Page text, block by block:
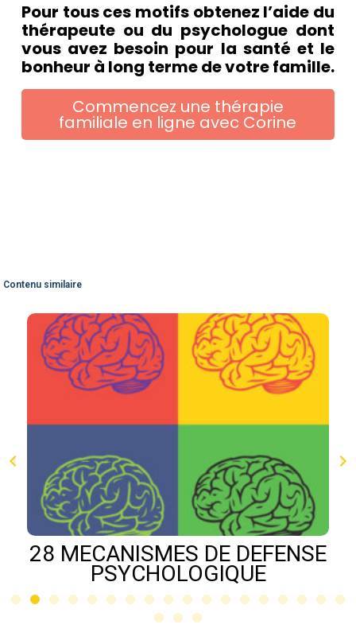
Pour tous ces motifs obtenez l’aide du
thérapeute ou du psychologue dont
vous avez besoin pour la santé et le
bonheur à long terme de votre famille.
Commencez une thérapie
familiale en ligne avec Corine
Contenu similaire
28 MECANISMES DE DEFENSE
PSYCHOLOGIQUE